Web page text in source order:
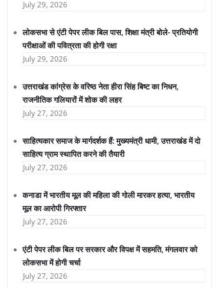
July 29, 2026
लोकसभा से एंटी पेपर लीक बिल पास, शिक्षा मंत्री बोले- प्रतियोगी
परीक्षाओं की पवित्रता की होगी रक्षा
July 29, 2026
उत्तराखंड कांग्रेस के वरिष्ठ नेता हीरा सिंह बिष्ट का निधन,
राजनीतिक गलियारों में शोक की लहर
July 27, 2026
साहित्यकार समाज के मार्गदर्शक हैं: मुख्यमंत्री धामी, उत्तराखंड में दो
साहित्य ग्राम स्थापित करने की तैयारी
July 27, 2026
कनाडा में भारतीय मूल की महिला की गोली मारकर हत्या, भारतीय
मूल का आरोपी गिरफ्तार
July 27, 2026
एंटी पेपर लीक बिल पर सरकार और विपक्ष में सहमति, मंगलवार को
लोकसभा में होगी चर्चा
July 27, 2026